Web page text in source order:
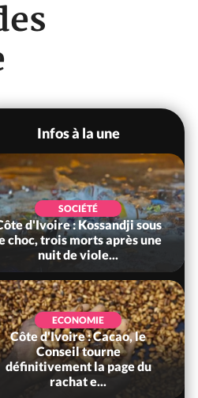
Infos à la une
SOCIÉTÉ
d'Ivoire : Kossandji sous
choc, trois morts après une
nuit de viole...
ECONOMIE
Côte d'Ivoire : Cacao, le
Conseil tourne
définitivement la page du
rachat e...